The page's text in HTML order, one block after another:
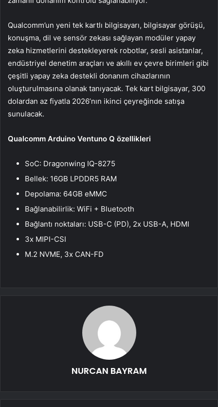
Qualcomm’un yeni tek kartlı bilgisayarı, bilgisayar görüşü,
konuşma, dil ve sensör zekası sağlayan modüler yapay
zeka hizmetlerini destekleyerek robotlar, sesli asistanlar,
endüstriyel denetim araçları ve akıllı ev çevre birimleri gibi
çeşitli yapay zeka destekli donanım cihazlarının
oluşturulmasına olanak tanıyacak. Tek kart bilgisayar, 300
dolardan az fiyatla 2026’nın ikinci çeyreğinde satışa
sunulacak.
Qualcomm Arduino Ventuno Q özellikleri
SoC: Dragonwing IQ-8275
Bellek: 16GB LPDDR5 RAM
Depolama: 64GB eMMC
Bağlanabilirlik: WiFi + Bluetooth
Bağlantı noktaları: USB-C (PD), 2x USB-A, HDMI
3x MIPI-CSI
M.2 NVME, 3x CAN-FD
NURCAN BAYRAM